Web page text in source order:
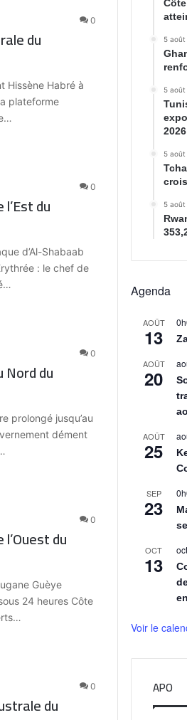
0
du
Hissène Habré à
plateforme
0
du
d’Al-Shabaab
: le chef de
0
Nord du
prolongé jusqu’au
dément
0
du
Guèye
24 heures Côte
0
du
5
5
2026
5
5
Agenda
AOÛT
13
AOÛT
20
AOÛT
25
SEP
23
OCT
13
Voir le
APO